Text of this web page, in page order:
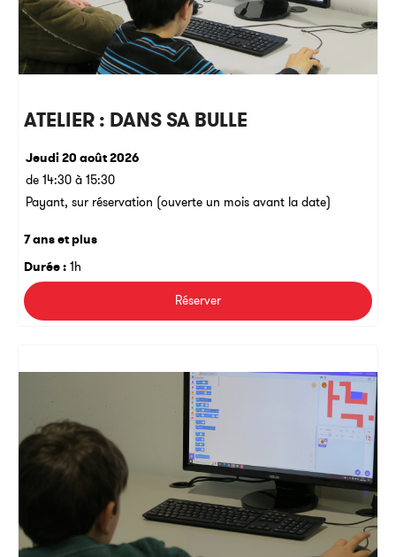
ATELIER : DANS SA BULLE
Jeudi 20 août 2026
de 14:30 à 15:30
Payant, sur réservation (ouverte un mois avant la date)
Durée : 1h
7 ans et plus
Réserver